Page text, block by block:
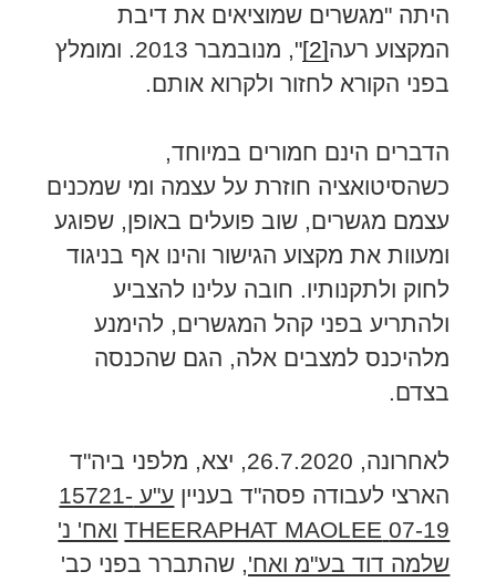
היתה "מגשרים שמוציאים את דיבת
המקצוע רעה[2]
", מנובמבר 2013. ומומלץ
בפני הקורא לחזור ולקרוא אותם.
הדברים הינם חמורים במיוחד,
כשהסיטואציה חוזרת על עצמה ומי שמכנים
עצמם מגשרים, שוב פועלים באופן, שפוגע
ומעוות את מקצוע הגישור והינו אף בניגוד
לחוק ולתקנותיו. חובה עלינו להצביע
ולהתריע בפני קהל המגשרים, להימנע
מלהיכנס למצבים אלה, הגם שהכנסה
בצדם.
לאחרונה, 26.7.2020, יצא, מלפני ביה"ד
הארצי לעבודה פסה"ד בעניין
ע"ע 15721-
07-19
THEERAPHAT MAOLEE ואח' נ'
שלמה דוד בע"מ ואח', שהתברר בפני כב'